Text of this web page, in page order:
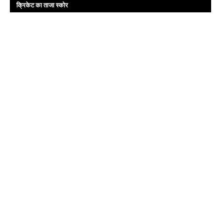
क्रिकेट का ताजा स्कोर